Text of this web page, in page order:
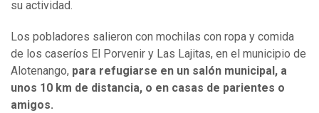
su actividad.
Los pobladores salieron con mochilas con ropa y comida
de los caseríos El Porvenir y Las Lajitas, en el municipio de
Alotenango, para refugiarse en un salón municipal, a
unos 10 km de distancia, o en casas de parientes o
amigos.